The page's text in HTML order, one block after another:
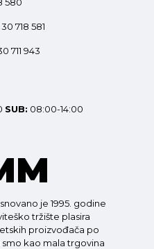
718 581
711 943
SUB: 08:00-14:00
je 1995. godine
tržište plasira
proizvođača po
kao mala trgovina